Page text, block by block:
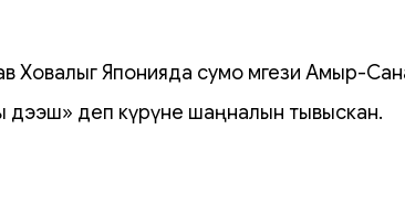
Ховалыг Японияда сумо мөгези Амыр-
дээш» деп күрүне шаңналын тывыскан.